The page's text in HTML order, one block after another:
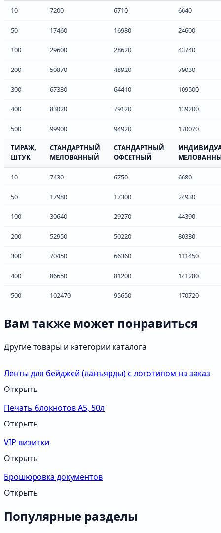
10 7200 6710 6640
50 17460 16980 24600
100 29600 28620 43740
200 50870 48920 79030
300 67330 64410 109500
400 83020 79120 139200
500 99900 94920 170070
ТИРАЖ,
ШТУК
СТАНДАРТНЫЙ
МЕЛОВАННЫЙ
СТАНДАРТНЫЙ
ОФСЕТНЫЙ
10 7430 6750 6680
50 17980 17300 24930
100 30640 29270 44390
200 52950 50220 80330
300 70450 66360 111450
400 86650 81200 141280
500 102470 95650 170720
Вам также может понравиться
Другие товары и категории каталога
Ленты для бейджей (ланъярды) с логотипом на заказ
Открыть
Печать блокнотов А5, 50л
Открыть
VIP визитки
Открыть
Брошюровка документов
Открыть
Популярные разделы